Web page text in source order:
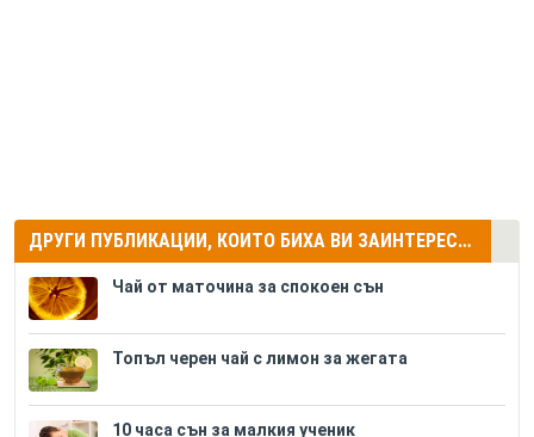
ДРУГИ ПУБЛИКАЦИИ, КОИТО БИХА ВИ ЗАИНТЕРЕСУВАЛИ
Чай от маточина за спокоен сън
Топъл черен чай с лимон за жегата
10 часа сън за малкия ученик